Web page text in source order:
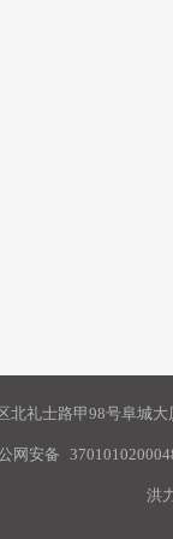
北礼士路甲98号阜城
网安备
洪